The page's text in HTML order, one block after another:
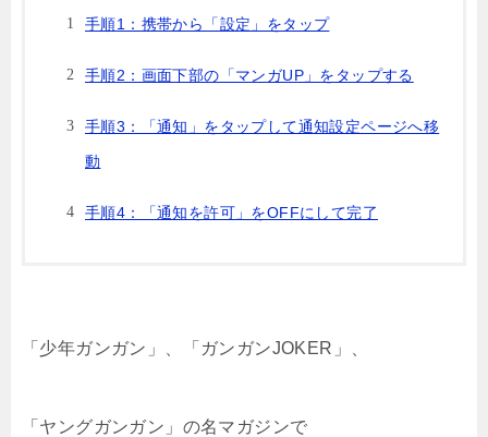
手順1：携帯から「設定」をタップ
手順2：画面下部の「マンガUP」をタップする
手順3：「通知」をタップして通知設定ページへ移
動
手順4：「通知を許可」をOFFにして完了
「少年ガンガン」、「ガンガンJOKER」、
「ヤングガンガン」の名マガジンで